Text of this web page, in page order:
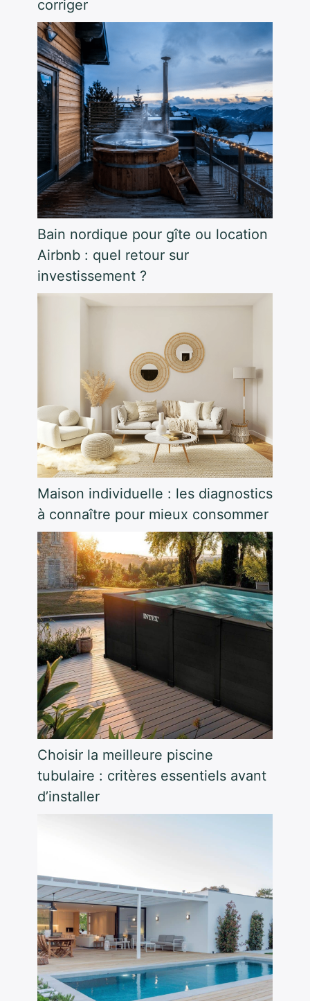
corriger
Bain nordique pour gîte ou location
Airbnb : quel retour sur
investissement ?
Maison individuelle : les diagnostics
à connaître pour mieux consommer
Choisir la meilleure piscine
tubulaire : critères essentiels avant
d’installer